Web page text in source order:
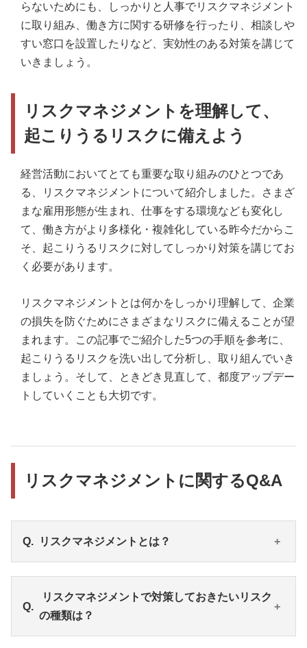
らないためにも、しっかりと人事でリスクマネジメント
に取り組み、働き方に関する研修を行ったり、相談しや
すい窓口を設置したりなど、実効性のある対策を講じて
いきましょう。
リスクマネジメントを理解して、
起こりうるリスクに備えよう
経営活動においてとても重要な取り組みのひとつであ
る、リスクマネジメントについて紹介しました。さまざ
まな雇用形態が生まれ、仕事をする環境なども変化し
て、働き方がより多様化・複雑化している昨今だからこ
そ、起こりうるリスクに対してしっかり対策を講じてお
く必要があります。
リスクマネジメントとは何かをしっかり理解して、企業
の損失を防ぐためにさまざまなリスクに備えることが望
まれます。この記事でご紹介した5つの手順を参考に、
起こりうるリスクを洗い出して分析し、取り組んでいき
ましょう。そして、ときどき見直して、都度アップデー
トしていくことも大切です。
リスクマネジメントに関するQ&A
リスクマネジメントとは？
スクを管理し、損失を回避もしくは最小限に抑える
ことを目指す取り組みです。
働き方が多様化している現代では、想定すべきリス
リスクマネジメントで対策しておきたいリスク
の種類は？